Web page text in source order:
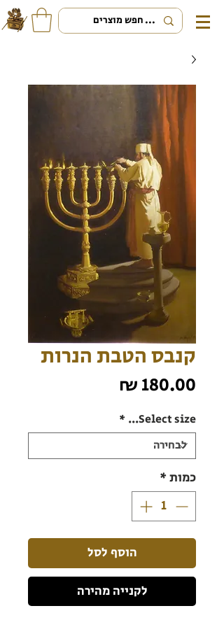
קנבס הטבת הנרות
Select size...
*
כמות*
הוסף לסל
לקנייה מהירה